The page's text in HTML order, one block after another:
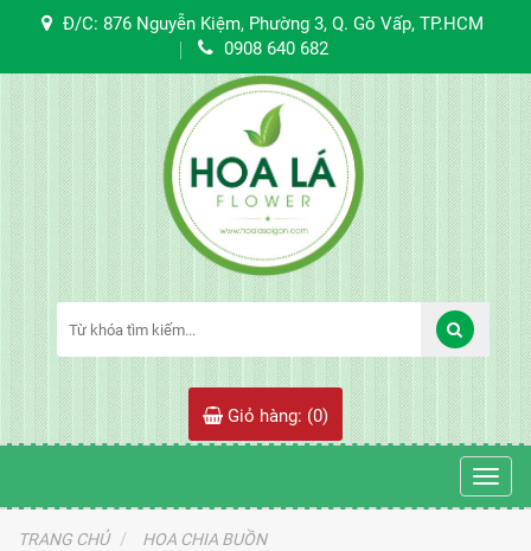
Đ/C: 876 Nguyễn Kiệm, Phường 3, Q. Gò Vấp, TP.HCM
0908 640 682
Giỏ hàng: (0)
TRANG CHỦ HOA CHIA BUỒN